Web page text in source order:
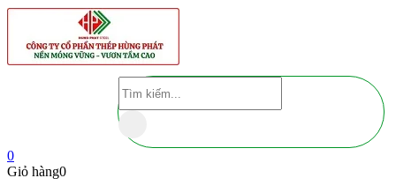
0
Giỏ hàng0